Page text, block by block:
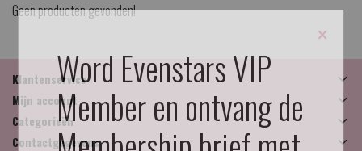
Geen producten gevonden!
Klantenservice
Mijn account
Categorieën
Contactgegevens
×
Word Evenstars VIP
Member en ontvang de